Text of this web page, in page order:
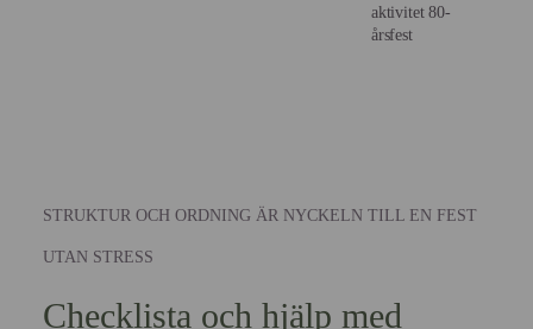
aktivitet 80-
årsfest
STRUKTUR OCH ORDNING ÄR NYCKELN TILL EN FEST
UTAN STRESS
Checklista och hjälp med